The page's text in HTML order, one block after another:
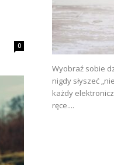
0
Wyobraź sobie
nigdy słyszeć
każdy
ręce....